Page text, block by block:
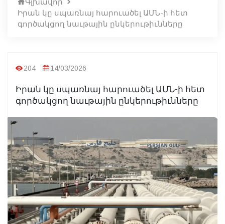
Իրան կը սպառնայ հարուածել ԱՄՆ-ի հետ
գործակցող նաւթային ընկերութիւնները
204 14/03/2026
Իրան կը սպառնայ հարուածել ԱՄՆ-ի հետ
գործակցող նաւթային ընկերութիւնները